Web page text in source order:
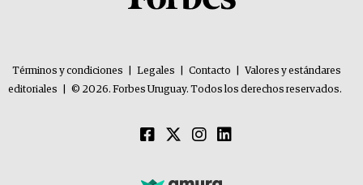
Términos y condiciones Legales Contacto
Valores y estándares
editoriales
© 2026. Forbes Uruguay. Todos los derechos reservados.